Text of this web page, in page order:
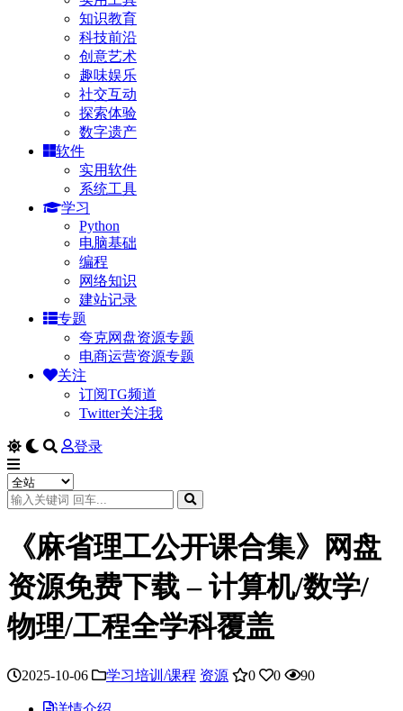
知识教育
科技前沿
创意艺术
趣味娱乐
社交互动
探索体验
数字遗产
软件
实用软件
系统工具
学习
Python
电脑基础
编程
网络知识
建站记录
专题
夸克网盘资源专题
电商运营资源专题
关注
订阅TG频道
Twitter关注我
登录
《麻省理工公开课合集》网盘
资源免费下载 – 计算机/数学/
物理/工程全学科覆盖
2025-10-06 学习培训/课程 资源 0 0 90